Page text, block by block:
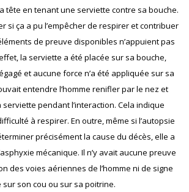
tête en tenant une serviette contre sa bouche.
si ça a pu l’empêcher de respirer et contribuer
de preuve disponibles n’appuient pas
la serviette a été placée sur sa bouche,
et aucune force n’a été appliquée sur sa
entendre l’homme renifler par le nez et
pendant l’interaction. Cela indique
à respirer. En outre, même si l’autopsie
précisément la cause du décès, elle a
mécanique. Il n’y avait aucune preuve
des voies aériennes de l’homme ni de signe
son cou ou sur sa poitrine.